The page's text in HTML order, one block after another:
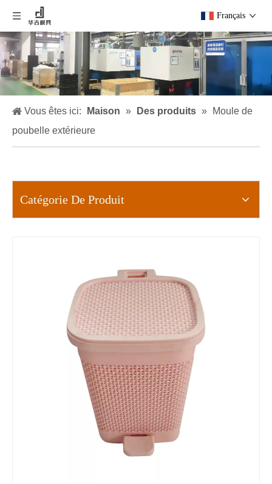
Français
Vous êtes ici: Maison » Des produits »
Moule de
poubelle extérieure
Catégorie De Produit